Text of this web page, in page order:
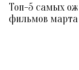
Топ-5 самых
фильмов